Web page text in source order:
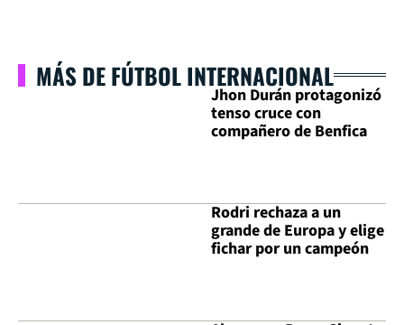
MÁS DE FÚTBOL INTERNACIONAL
Jhon Durán protagonizó
tenso cruce con
compañero de Benfica
Rodri rechaza a un
grande de Europa y elige
fichar por un campeón